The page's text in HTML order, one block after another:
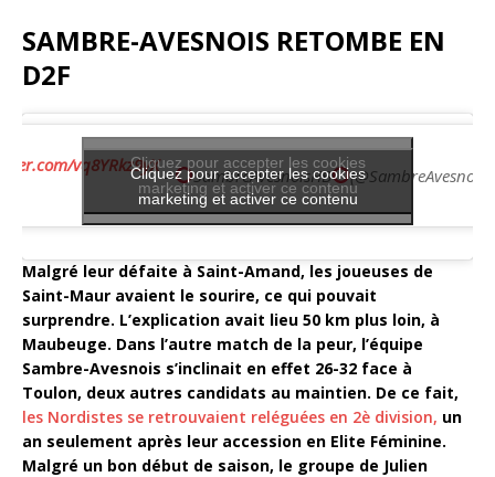
SAMBRE-AVESNOIS RETOMBE EN
D2F
vq8YRkz9yX— SambreAvesnoisHB
Cliquez pour accepter les cookies
marketing et activer ce contenu
Cliquez pour accepter les cookies
marketing et activer ce contenu
Malgré leur défaite à Saint-Amand, les joueuses de
Saint-Maur avaient le sourire, ce qui pouvait
surprendre. L’explication avait lieu 50 km plus loin, à
Maubeuge. Dans l’autre match de la peur, l’équipe
Sambre-Avesnois s’inclinait en effet 26-32 face à
Toulon, deux autres candidats au maintien. De ce fait,
les Nordistes se retrouvaient reléguées en 2è division, un
an seulement après leur accession en Elite Féminine.
Malgré un bon début de saison, le groupe de Julien